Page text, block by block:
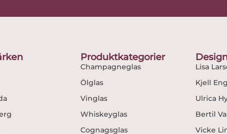
k
Produktkategorier
Champagneglas
Ölglas
Vinglas
Whiskeyglas
Cognagsglas
Lisa
Kjell
Ulrica
Bertil
Vicke